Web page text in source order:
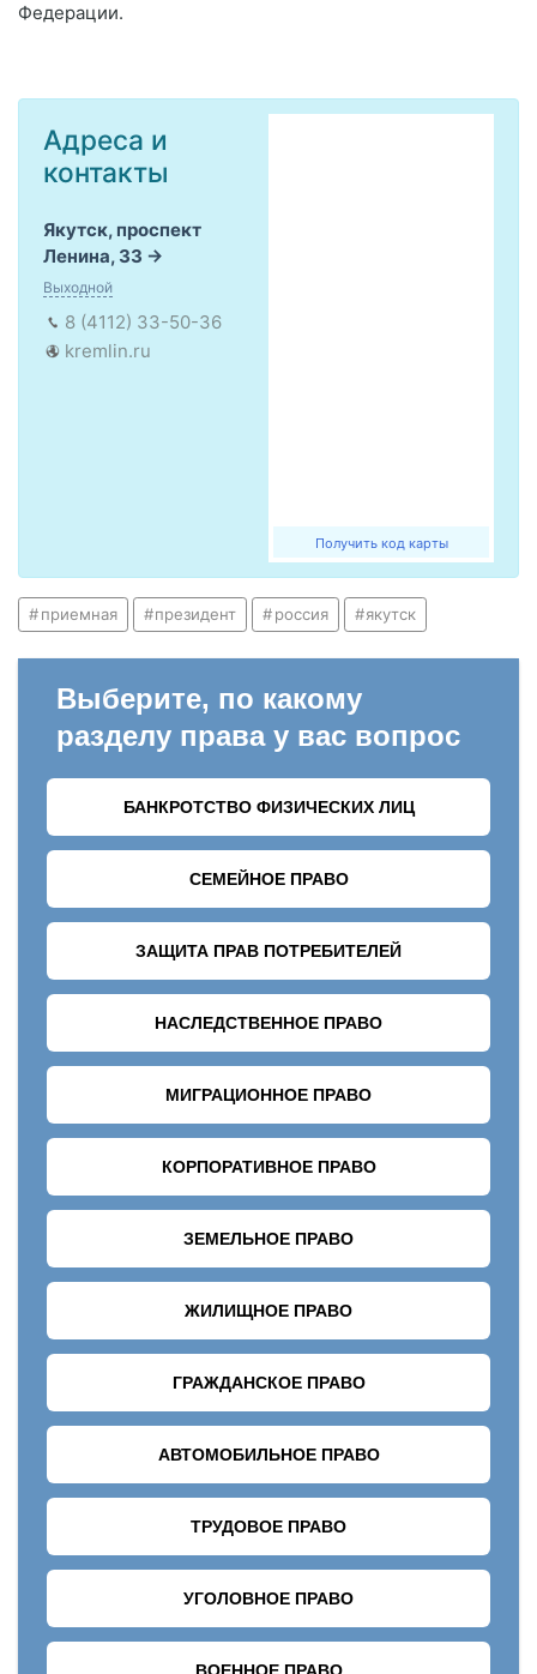
Федерации.
Получить код карты
Адреса и
контакты
Якутск, проспект
Ленина, 33
Выходной
8 (4112) 33-50-36
kremlin.ru
приемная президент россия якутск